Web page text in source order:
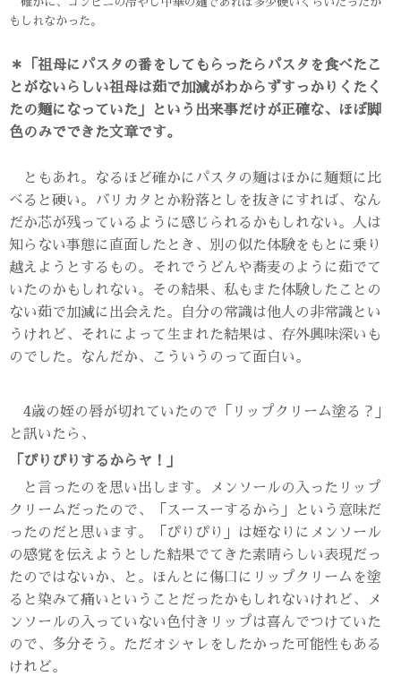
確かに、コンビニの冷やし中華の麺であれば多少硬いくらいだったか
もしれなかった。
＊「祖母にパスタの番をしてもらったらパスタを食べたこ
とがないらしい祖母は茹で加減がわからずすっかりくたく
たの麺になっていた」という出来事だけが正確な、ほぼ脚
色のみでできた文章です。
ともあれ。なるほど確かにパスタの麺はほかに麺類に比
べると硬い。バリカタとか粉落としを抜きにすれば、なん
だか芯が残っているように感じられるかもしれない。人は
知らない事態に直面したとき、別の似た体験をもとに乗り
越えようとするもの。それでうどんや蕎麦のように茹でて
いたのかもしれない。その結果、私もまた体験したことの
ない茹で加減に出会えた。自分の常識は他人の非常識とい
うけれど、それによって生まれた結果は、存外興味深いも
のでした。なんだか、こういうのって面白い。
4歳の姪の唇が切れていたので「リップクリーム塗る？」
と訊いたら、
「ぴりぴりするからヤ！」
と言ったのを思い出します。メンソールの入ったリップ
クリームだったので、「スースーするから」という意味だ
ったのだと思います。「ぴりぴり」は姪なりにメンソール
の感覚を伝えようとした結果でてきた素晴らしい表現だっ
たのではないか、と。ほんとに傷口にリップクリームを塗
ると染みて痛いということだったかもしれないけれど、メ
ンソールの入っていない色付きリップは喜んでつけていた
ので、多分そう。ただオシャレをしたかった可能性もある
けれど。